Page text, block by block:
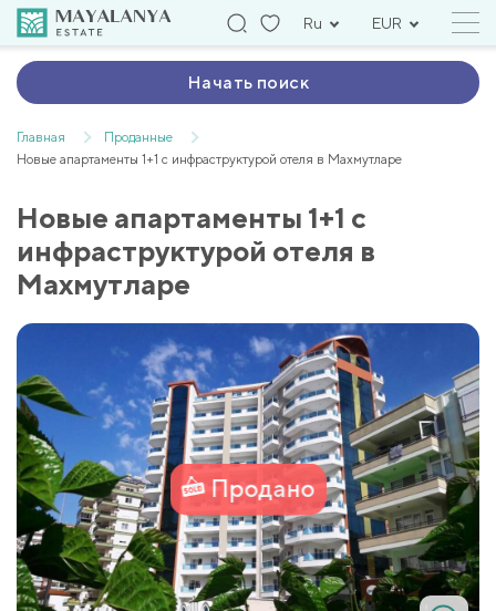
Ru EUR
Начать поиск
Главная
Проданные
Новые апартаменты 1+1 с инфраструктурой отеля в Махмутларе
Новые апартаменты 1+1 с
инфраструктурой отеля в
Махмутларе
Продано